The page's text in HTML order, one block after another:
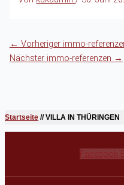
← Vorheriger immo-
Nächster immo-referenzen →
Startseite //VILLA IN THÜRINGEN
Facebook